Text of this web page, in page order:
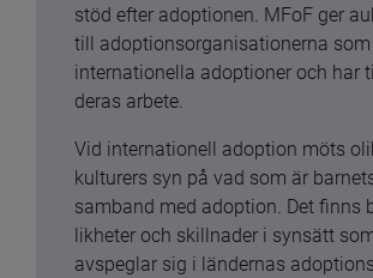
stöd efter adoptionen. MFoF ger
till adoptionsorganisationerna
internationella adoptioner och har
deras arbete.
Vid internationell adoption möts
kulturers syn på vad som är
samband med adoption. Det finns
likheter och skillnader i synsätt
avspeglar sig i ländernas